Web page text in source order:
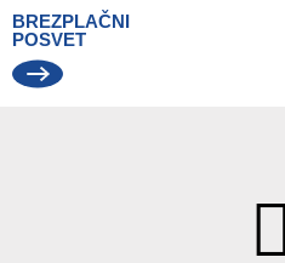
BREZPLAČNI
POSVET
Vaša